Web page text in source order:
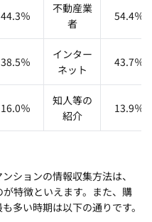
44.3％
不動産業
者
54.4％
38.5％
インター
ネット
43.7％
16.0％
知人等の
紹介
13.9％
ションの情報収集方法は、
特徴といえます。また、購
多い時期は以下の通りです。